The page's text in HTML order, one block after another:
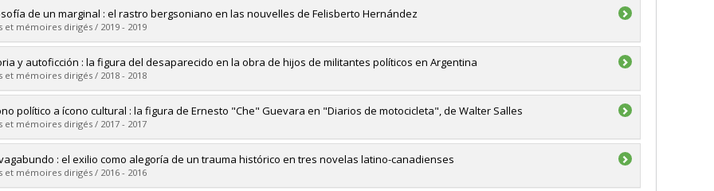
:Klein Jara, Paula
Doctorat
obtenu :Ph. D.
le document dans Papyrus
de un marginal : el rastro bergsoniano en las nouvelles de Felisberto Hernández
et mémoires dirigés / 2019 - 2019
:Frandsen, Gabriela
Maîtrise
obtenu :M.A.
le document dans Papyrus
y autoficción : la figura del desaparecido en la obra de hijos de militantes políticos en Argentina
et mémoires dirigés / 2018 - 2018
:Mildenberger, Juan Carlos
Doctorat
obtenu :Ph. D.
le document dans Papyrus
político a ícono cultural : la figura de Ernesto "Che" Guevara en "Diarios de motocicleta", de Walter Salles
et mémoires dirigés / 2017 - 2017
:Pannetier Leboeuf, Gabrielle
Maîtrise
obtenu :M.A.
: el exilio como alegoría de un trauma histórico en tres novelas latino-canadienses
et mémoires dirigés / 2016 - 2016